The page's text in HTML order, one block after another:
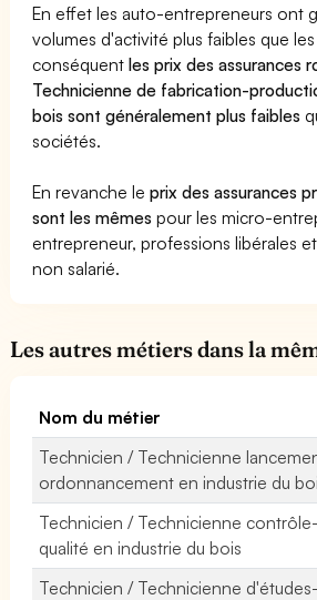
En effet les auto-entrepreneurs ont
volumes d'activité plus faibles que
conséquentles prix des assurances
Technicienne de fabrication-
bois sont généralement plus faibles
sociétés.
En revanche leprix des assurances
sont les mêmes pour les micro-
entrepreneur, professions libérales
non salarié.
Les autres métiers dans la
Nom du métier
Technicien / Technicienne
ordonnancement en industrie du
Technicien / Technicienne contrôle-
qualité en industrie du bois
Technicien / Technicienne d'études-